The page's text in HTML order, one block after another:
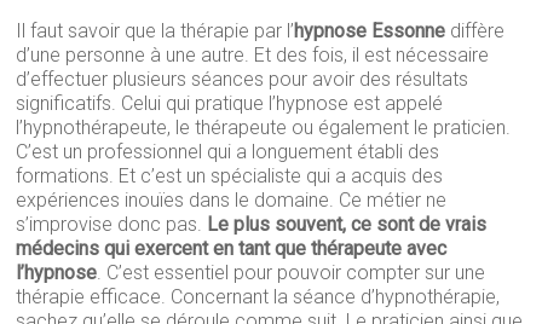
Il faut savoir que la thérapie par l’hypnose Essonne diffère
d’une personne à une autre. Et des fois, il est nécessaire
d’effectuer plusieurs séances pour avoir des résultats
significatifs. Celui qui pratique l’hypnose est appelé
l’hypnothérapeute, le thérapeute ou également le praticien.
C’est un professionnel qui a longuement établi des
formations. Et c’est un spécialiste qui a acquis des
expériences inouïes dans le domaine. Ce métier ne
s’improvise donc pas. Le plus souvent, ce sont de vrais
médecins qui exercent en tant que thérapeute avec
l’hypnose. C’est essentiel pour pouvoir compter sur une
thérapie efficace. Concernant la séance d’hypnothérapie,